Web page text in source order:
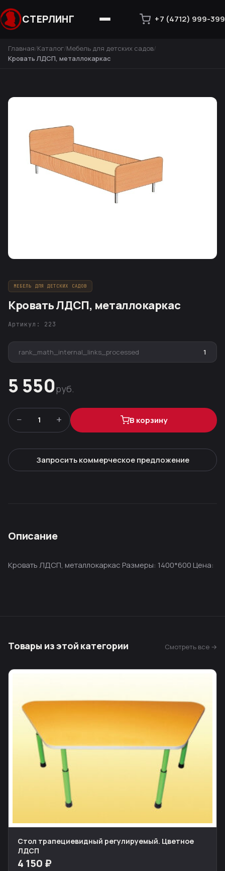
СТЕРЛИНГ +7 (4712) 999-399
Главная Каталог Мебель для детских садов
Кровать ЛДСП, металлокаркас
МЕБЕЛЬ ДЛЯ ДЕТСКИХ САДОВ
Кровать ЛДСП, металлокаркас
Артикул: 223
rank_math_internal_links_processed 1
5 550руб.
− 1 + В корзину
Запросить коммерческое предложение
Описание
Кровать ЛДСП, металлокаркас Размеры: 1400*600 Цена:
Товары из этой категории Смотреть все →
Стол трапециевидный регулируемый. Цветное
ЛДСП
4 150 ₽